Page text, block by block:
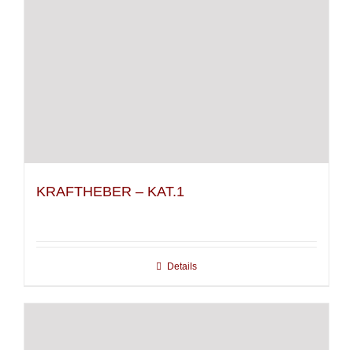
KRAFTHEBER – KAT.1
Details